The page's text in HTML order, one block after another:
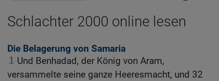
Schlachter 2000 online lesen
Die Belagerung von Samaria
1
Und Benhadad, der König von Aram,
versammelte seine ganze Heeresmacht, und 32